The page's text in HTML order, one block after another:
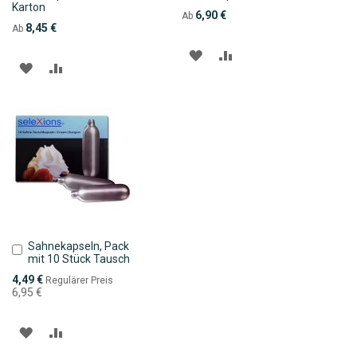
Karton
Ab 8,45 €
ZUR
HINZUFÜGEN
HINZUFÜGEN
Ab 6,90 €
ZUR
Sahnekapseln, Pack
mit 10 Stück Tausch
Sonderpreis
4,49 € Regulärer Preis
6,95 €
In
den
Warenkorb
ZUR